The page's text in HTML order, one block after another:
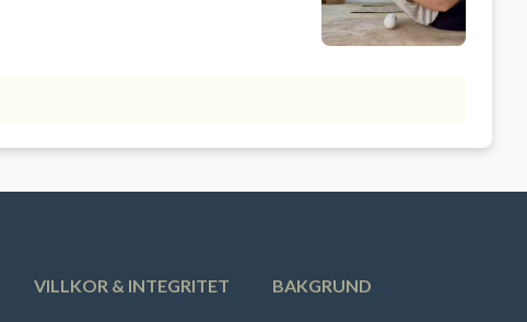
VILLKOR & INTEGRITET BAKGRUND